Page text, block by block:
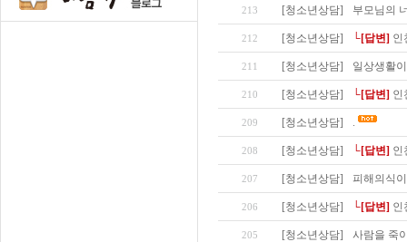
213 [청소년상담] 부모님의
212 [청소년상담] └[답변] 인
211 [청소년상담] 일상생활
210 [청소년상담] └[답변] 인
209 [청소년상담] .
208 [청소년상담] └[답변] 인
207 [청소년상담] 피해의식
206 [청소년상담] └[답변] 인
205 [청소년상담] 사람을 죽